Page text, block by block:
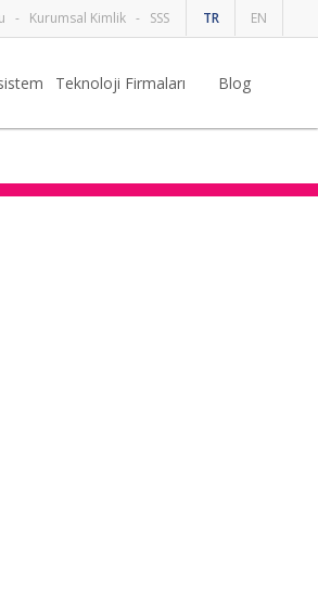
TR EN
- Kurumsal Kimlik - SSS
Teknoloji Firmaları Blog